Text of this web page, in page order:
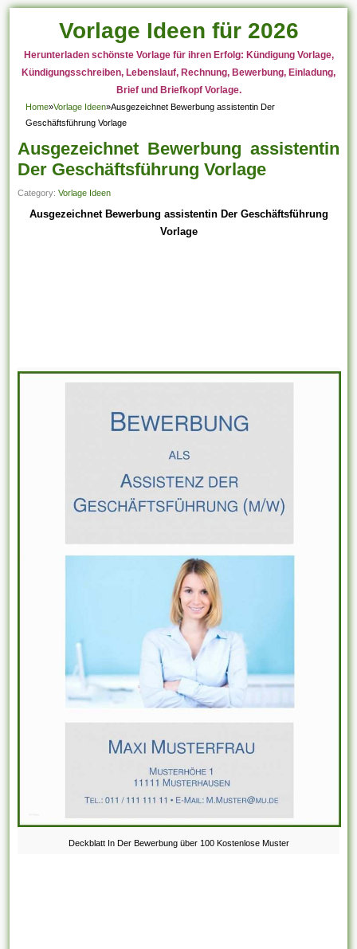
Vorlage Ideen für 2026
Herunterladen schönste Vorlage für ihren Erfolg: Kündigung Vorlage,
Kündigungsschreiben, Lebenslauf, Rechnung, Bewerbung, Einladung,
Brief und Briefkopf Vorlage.
Home»Vorlage Ideen»Ausgezeichnet Bewerbung assistentin Der
Geschäftsführung Vorlage
Ausgezeichnet Bewerbung assistentin
Der Geschäftsführung Vorlage
Category:Vorlage Ideen
Ausgezeichnet Bewerbung assistentin Der Geschäftsführung
Vorlage
Deckblatt In Der Bewerbung über 100 Kostenlose Muster